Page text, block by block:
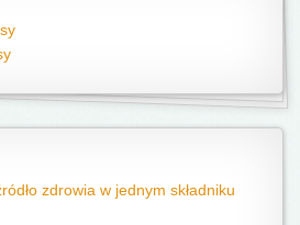
zdrowia w jednym składniku